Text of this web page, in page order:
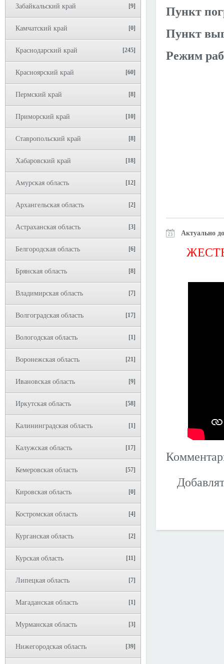
Забайкальский край [9]
Камчатский край [0]
Краснодарский край [245]
Красноярский край [60]
Пермский край [8]
Приморский край [10]
Ставропольский край [8]
Хабаровский край [18]
Амурская область [12]
Архангельская область [2]
Астраханская область [3]
Белгородская область [6]
Брянская область [8]
Владимирская область [7]
Волгоградская область [17]
Вологодская область [1]
Воронежская область [21]
Ивановская область [9]
Иркутская область [58]
Калининградская область [1]
Калужская область [17]
Кемеровская область [57]
Кировская область [0]
Костромская область [4]
Курганская область [2]
Курская область [11]
Липецкая область [7]
Магаданская область [1]
Мурманская область [3]
Нижегородская область [39]
Пункт
Пункт
Режим
Актуально